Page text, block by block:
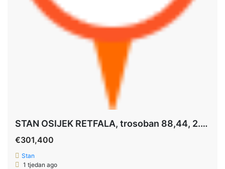
STAN OSIJEK RETFALA, trosoban 88,44, 2.kat
€301,400
Stan
1 tjedan ago